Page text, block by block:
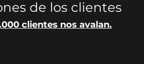
de los clientes
clientes nos avalan.